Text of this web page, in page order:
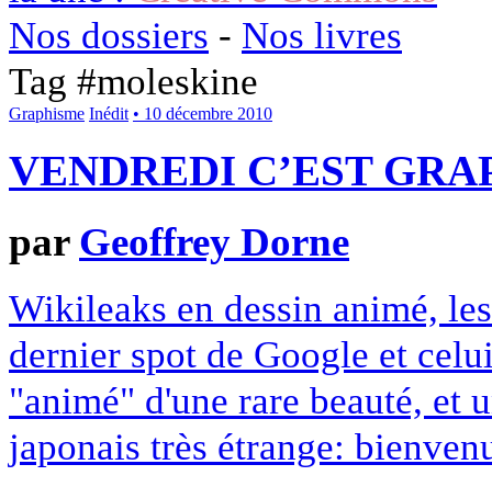
Nos dossiers - Nos livres
Tag #moleskine
Graphisme Inédit • 10 décembre 2010
VENDREDI C’EST
par Geoffrey Dorne
Wikileaks en dessin animé,
dernier spot de Google et
"animé" d'une rare beauté, et
japonais très étrange: